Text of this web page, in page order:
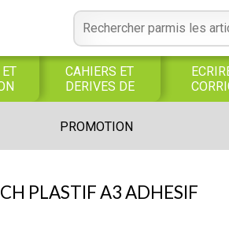
CAHIERS ET
DERIVES DE
PAPIER
INFORMATIQUES
PROMOTION
PLASTIF A3 ADHESIF